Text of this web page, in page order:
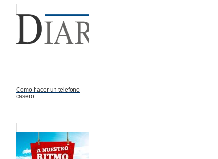
Como hacer un telefono
casero